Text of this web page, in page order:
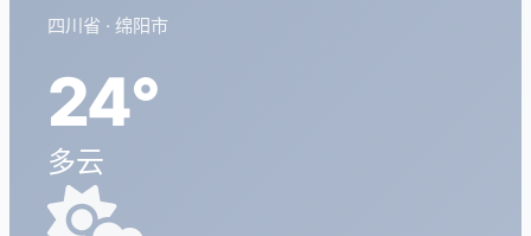
四川省 · 绵阳市
24°
多云